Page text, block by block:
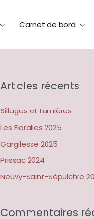
Carnet de bord
Articles récents
Sillages et Lumières
Les Floralies 2025
Gargilesse 2025
Prissac 2024
Neuvy-Saint-Sépulchre
Commentaires